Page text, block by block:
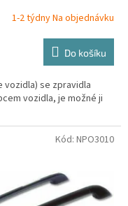
1-2 týdny Na objednávku
Do košíku
vozidla) se zpravidla
vozidla, je možné ji
Kód: NPO3010